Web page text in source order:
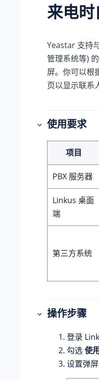
来电
Yeastar 支持
管理系统等)
屏。你可以根
页以显示联系
使用要求
项目
PBX 服务器
Linkus 桌面
端
第三方系统
操作步骤
登录
勾选使
设置弹屏